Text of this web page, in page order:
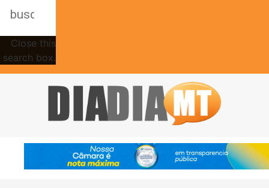
Close this
search box.